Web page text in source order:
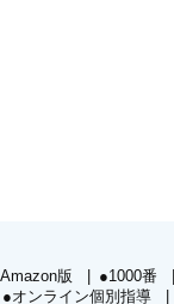
版 ●1000番
●オンライン個別指導